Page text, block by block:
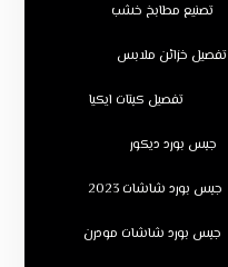
تصنيع مطابخ خشب
تفصيل خزائن ملابس
تفصيل كبتات ايكيا
جبس بورد ديكور
جبس بورد شاشات 2023
جبس بورد شاشات مودرن